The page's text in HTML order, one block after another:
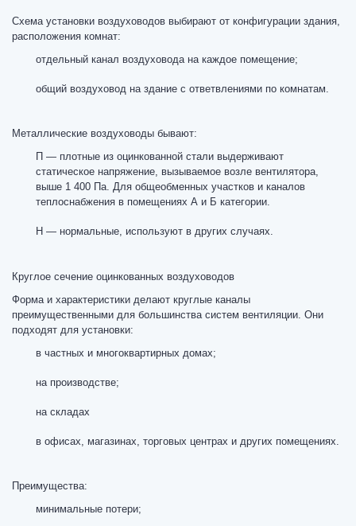
Схема установки воздуховодов выбирают от конфигурации здания,
расположения комнат:
отдельный канал воздуховода на каждое помещение;
общий воздуховод на здание с ответвлениями по комнатам.
Металлические воздуховоды бывают:
П — плотные из оцинкованной стали выдерживают
статическое напряжение, вызываемое возле вентилятора,
выше 1 400 Па. Для общеобменных участков и каналов
теплоснабжения в помещениях А и Б категории.
Н — нормальные, используют в других случаях.
Круглое сечение оцинкованных воздуховодов
Форма и характеристики делают круглые каналы
преимущественными для большинства систем вентиляции . Они
подходят для установки:
в частных и многоквартирных домах;
на производстве;
на складах
в офисах, магазинах, торговых центрах и других помещениях.
Преимущества:
минимальные потери;